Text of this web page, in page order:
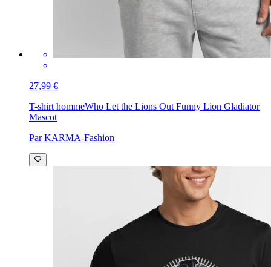
27,99 €
T-shirt hommeWho Let the Lions Out Funny Lion Gladiator
Mascot
Par KARMA-Fashion